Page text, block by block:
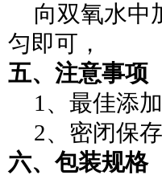
向双氧水中
匀即可，
五、注意事项
1 、最佳添
2、密闭保
六、包装规格